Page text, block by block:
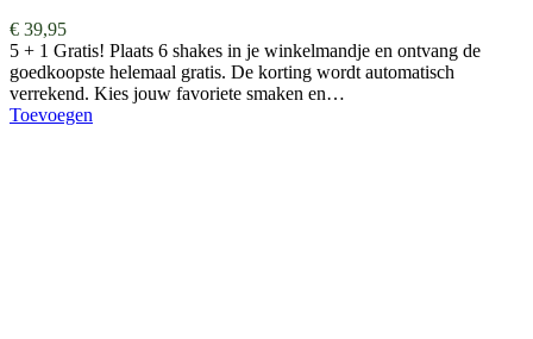
€ 39,95
5 + 1 Gratis! Plaats 6 shakes in je winkelmandje en ontvang de
goedkoopste helemaal gratis. De korting wordt automatisch
verrekend. Kies jouw favoriete smaken en…
Toevoegen